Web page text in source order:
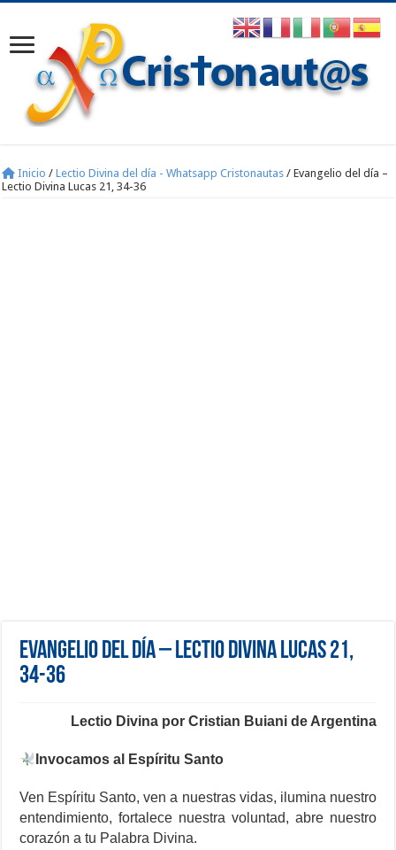
Inicio / Lectio Divina del día - Whatsapp Cristonautas / Evangelio del día –
Lectio Divina Lucas 21, 34-36
Evangelio del día – Lectio Divina Lucas 21,
34-36
Lectio Divina por Cristian Buiani de Argentina
Invocamos al Espíritu Santo
Ven Espíritu Santo, ven a nuestras vidas, ilumina nuestro
entendimiento, fortalece nuestra voluntad, abre nuestro
corazón a tu Palabra Divina.